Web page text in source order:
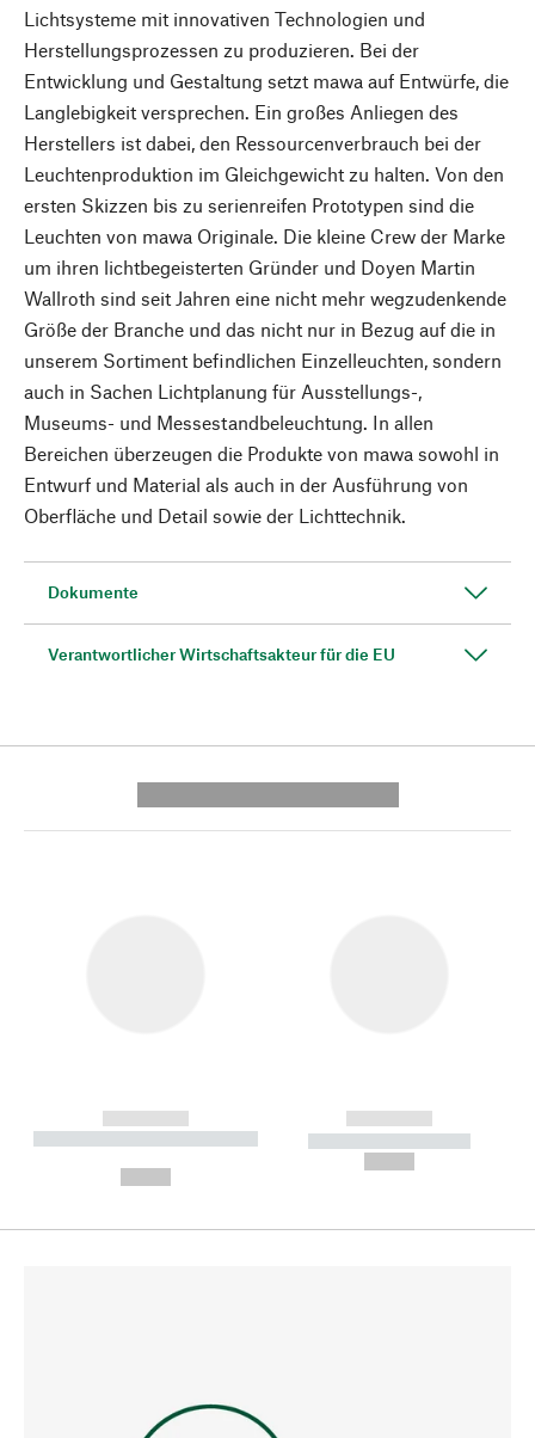
Lichtsysteme mit innovativen Technologien und
Herstellungsprozessen zu produzieren. Bei der
Entwicklung und Gestaltung setzt mawa auf Entwürfe, die
Langlebigkeit versprechen. Ein großes Anliegen des
Herstellers ist dabei, den Ressourcenverbrauch bei der
Leuchtenproduktion im Gleichgewicht zu halten. Von den
ersten Skizzen bis zu serienreifen Prototypen sind die
Leuchten von mawa Originale. Die kleine Crew der Marke
um ihren lichtbegeisterten Gründer und Doyen Martin
Wallroth sind seit Jahren eine nicht mehr wegzudenkende
Größe der Branche und das nicht nur in Bezug auf die in
unserem Sortiment befindlichen Einzelleuchten, sondern
auch in Sachen Lichtplanung für Ausstellungs-,
Museums- und Messestandbeleuchtung. In allen
Bereichen überzeugen die Produkte von mawa sowohl in
Entwurf und Material als auch in der Ausführung von
Oberfläche und Detail sowie der Lichttechnik.
Dokumente
Verantwortlicher Wirtschaftsakteur für die EU
------------
----------- ----------- --------
------------
----------- -----------